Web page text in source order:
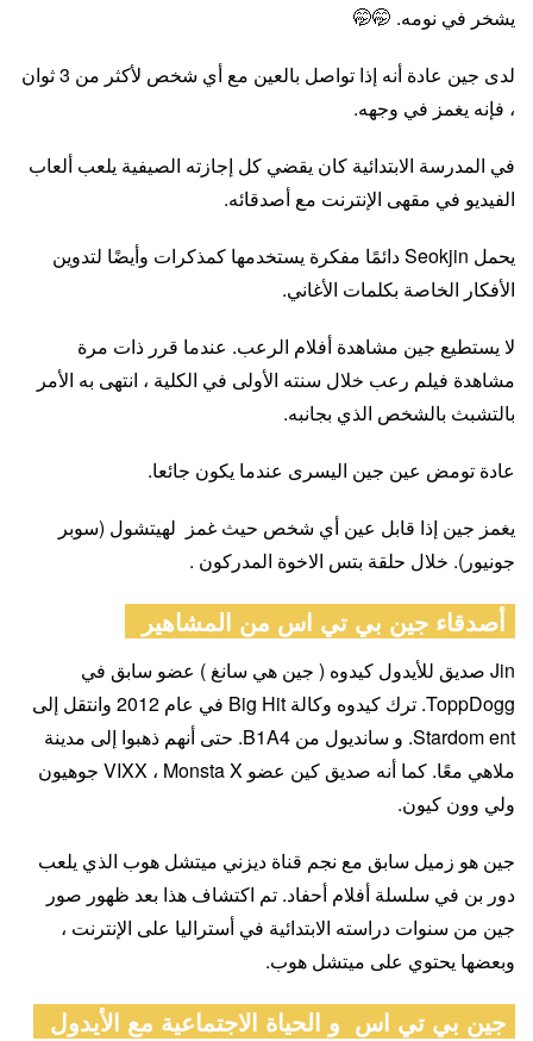
يشخر في نومه. 🤭🤭
لدى جين عادة أنه إذا تواصل بالعين مع أي شخص لأكثر من 3 ثوان
، فإنه يغمز في وجهه.
في المدرسة الابتدائية كان يقضي كل إجازته الصيفية يلعب ألعاب
الفيديو في مقهى الإنترنت مع أصدقائه.
يحمل Seokjin دائمًا مفكرة يستخدمها كمذكرات وأيضًا لتدوين
الأفكار الخاصة بكلمات الأغاني.
لا يستطيع جين مشاهدة أفلام الرعب. عندما قرر ذات مرة
مشاهدة فيلم رعب خلال سنته الأولى في الكلية ، انتهى به الأمر
بالتشبث بالشخص الذي بجانبه.
عادة تومض عين جين اليسرى عندما يكون جائعا.
يغمز جين إذا قابل عين أي شخص حيث غمز لهيتشول (سوبر
جونيور). خلال حلقة بتس الاخوة المدركون .
أصدقاء جين بي تي اس من المشاهير
Jin صديق للأيدول كيدوه ( جين هي سانغ ) عضو سابق في
ToppDogg. ترك كيدوه وكالة Big Hit في عام 2012 وانتقل إلى
Stardom ent. و سانديول من B1A4. حتى أنهم ذهبوا إلى مدينة
ملاهي معًا. كما أنه صديق كين عضو VIXX ، Monsta X جوهيون
ولي وون كيون.
جين هو زميل سابق مع نجم قناة ديزني ميتشل هوب الذي يلعب
دور بن في سلسلة أفلام أحفاد. تم اكتشاف هذا بعد ظهور صور
جين من سنوات دراسته الابتدائية في أستراليا على الإنترنت ،
وبعضها يحتوي على ميتشل هوب.
جين بي تي اس و الحياة الاجتماعية مع الأيدول